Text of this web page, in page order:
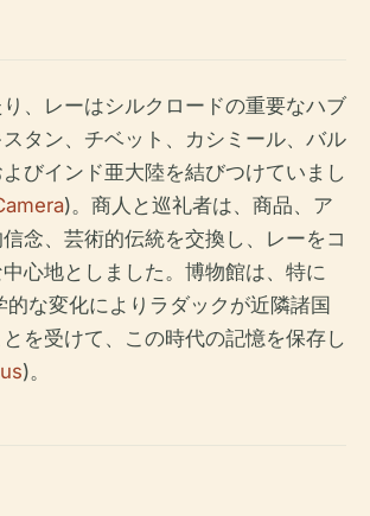
、レーはシルクロードの重要なハブ
タン、チベット、カシミール、バル
びインド亜大陸を結びつけていまし
)。商人と巡礼者は、商品、ア
念、芸術的伝統を交換し、レーをコ
心地としました。博物館は、特に
な変化によりラダックが近隣諸国
を受けて、この時代の記憶を保存し
)。